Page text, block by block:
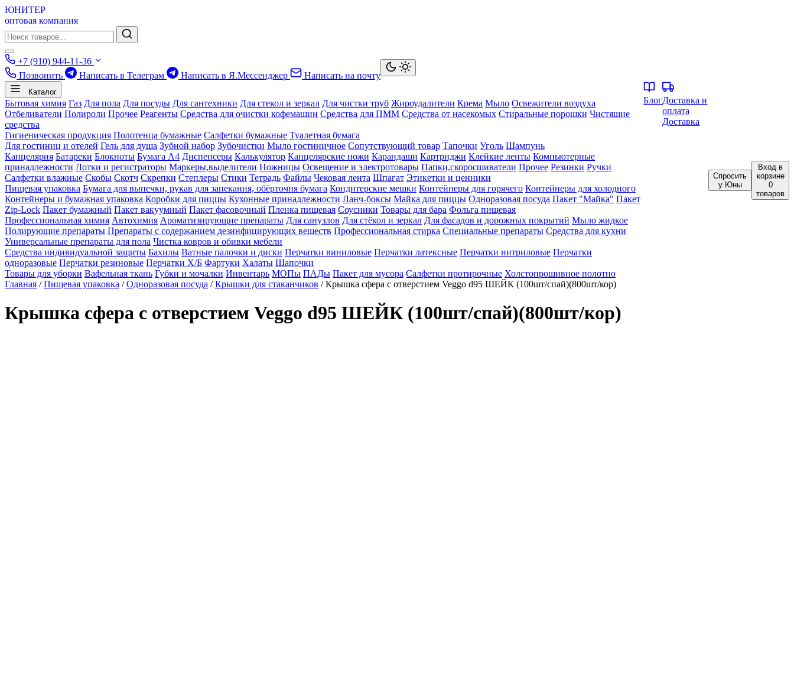
ЮНИТЕР
оптовая компания
+7 (910) 944-11-36
Позвонить
Написать в Телеграм Написать в Я.Мессенджер Написать на почту
Каталог
Бытовая химия Газ Для пола Для посуды Для сантехники Для стекол и зеркал Для чистки труб Жироудалители Крема Мыло Освежители воздуха
Отбеливатели Полироли Прочее Реагенты Средства для очистки кофемашин Средства для ПММ Средства от насекомых Стиральные порошки Чистящие
средства
Гигиеническая продукция Полотенца бумажные Салфетки бумажные Туалетная бумага
Для гостиниц и отелей Гель для душа Зубной набор Зубочистки Мыло гостиничное Сопутствующий товар Тапочки Уголь Шампунь
Канцелярия Батареки Блокноты Бумага А4 Диспенсеры Калькулятор Канцелярские ножи Карандаши Картриджи Клейкие ленты Компьютерные
принадлежности Лотки и регистраторы Маркеры,выделители Ножницы Освещение и электротовары Папки,скоросшиватели Прочее Резинки Ручки
Салфетки влажные Скобы Скотч Скрепки Степлеры Стики Тетрадь Файлы Чековая лента Шпагат Этикетки и ценники
Пищевая упаковка Бумага для выпечки, рукав для запекания, обёрточня бумага Кондитерские мешки Контейнеры для горячего Контейнеры для холодного
Контейнеры и бумажная упаковка Коробки для пиццы Кухонные принадлежности Ланч-боксы Майка для пиццы Одноразовая посуда Пакет "Майка" Пакет
Zip-Lock Пакет бумажный Пакет вакуумный Пакет фасовочный Пленка пищевая Соусники Товары для бара Фольга пищевая
Профессиональная химия Автохимия Ароматизирующие препараты Для санузлов Для стёкол и зеркал Для фасадов и дорожных покрытий Мыло жидкое
Полирующие препараты Препараты с содержанием дезинфицирующих веществ Профессиональная стирка Специальные препараты Средства для кухни
Универсальные препараты для пола Чистка ковров и обивки мебели
Средства индивидуальной защиты Бахилы Ватные палочки и диски Перчатки виниловые Перчатки латексные Перчатки нитриловые Перчатки
одноразовые Перчатки резиновые Перчатки Х/Б Фартуки Халаты Шапочки
Товары для уборки Вафельная ткань Губки и мочалки Инвентарь МОПы ПАДы Пакет для мусора Салфетки протирочные Холстопрошивное полотно
БлогДоставка и
оплата
Доставка
Спросить
у Юны
Вход в
корзине
0
товаров
Главная /Пищевая упаковка /Одноразовая посуда /Крышки для стаканчиков / Крышка сфера с отверстием Veggo d95 ШЕЙК (100шт/спай)(800шт/кор)
Крышка сфера с отверстием Veggo d95 ШЕЙК (100шт/спай)(800шт/кор)